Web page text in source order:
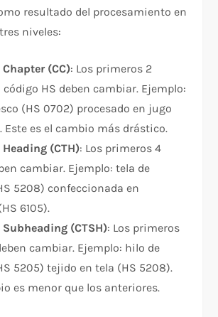
resultado del procesamiento en
niveles:​
(CC): Los primeros 2
HS deben cambiar. Ejemplo:
(HS 0702) procesado en jugo
Este es el cambio más drástico.​
(CTH): Los primeros 4
cambiar. Ejemplo: tela de
5208) confeccionada en
6105).​
(CTSH): Los primeros
cambiar. Ejemplo: hilo de
5205) tejido en tela (HS 5208).
es menor que los anteriores.​